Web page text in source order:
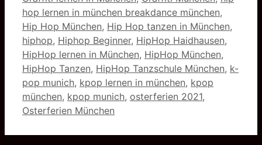
hop lernen in münchen breakdance münchen,
Hip Hop München, Hip Hop tanzen in München,
hiphop, Hiphop Beginner, HipHop Haidhausen,
HipHop lernen in München, HipHop München,
HipHop Tanzen, HipHop Tanzschule München, k-
pop munich, kpop lernen in münchen, kpop
münchen, kpop munich, osterferien 2021,
Osterferien München